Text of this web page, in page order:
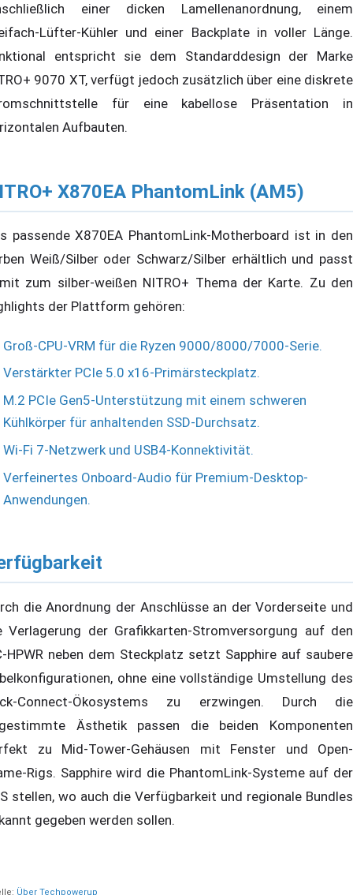
einer dicken Lamellenanordnung, einem
Lüfter-Kühler und einer Backplate in voller Länge.
entspricht sie dem Standarddesign der Marke
9070 XT, verfügt jedoch zusätzlich über eine diskrete
für eine kabellose Präsentation in
Aufbauten.
X870EA PhantomLink (AM5)
passende X870EA PhantomLink-Motherboard ist in den
Weiß/Silber oder Schwarz/Silber erhältlich und passt
zum silber-weißen NITRO+ Thema der Karte. Zu den
der Plattform gehören:
Groß-CPU-VRM für die Ryzen 9000/8000/7000-Serie.
Verstärkter PCIe 5.0 x16-Primärsteckplatz.
M.2 PCIe Gen5-Unterstützung mit einem schweren
Kühlkörper für anhaltenden SSD-Durchsatz.
Wi-Fi 7-Netzwerk und USB4-Konnektivität.
Verfeinertes Onboard-Audio für Premium-Desktop-
Anwendungen.
die Anordnung der Anschlüsse an der Vorderseite und
Verlagerung der Grafikkarten-Stromversorgung auf den
HPWR neben dem Steckplatz setzt Sapphire auf saubere
ohne eine vollständige Umstellung des
Connect-Ökosystems zu erzwingen. Durch die
Ästhetik passen die beiden Komponenten
zu Mid-Tower-Gehäusen mit Fenster und Open-
Rigs. Sapphire wird die PhantomLink-Systeme auf der
stellen, wo auch die Verfügbarkeit und regionale Bundles
gegeben werden sollen.
Über Techpowerup